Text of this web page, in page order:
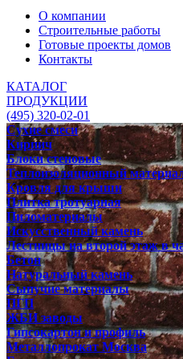
О компании
Строительные работы
Готовые проекты домов
Контакты
КАТАЛОГ
ПРОДУКЦИИ
(495) 320-02-01
Сухие смеси
Кирпич
Блоки стеновые
Теплоизоляционный
Кровля для крыши
Плитка тротуарная
Пиломатериалы
Искусственный камень
Лестницы на второй этаж в
Бетон
Натуральный камень
Сыпучие материалы
ПГП
ЖБИ заводы
Гипсокартон и профиль
Металлопрокат Москва